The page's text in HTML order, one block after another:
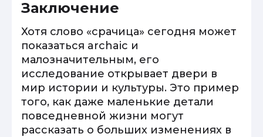
Заключение
Хотя слово «срачица» сегодня может
показаться archaic и
малозначительным, его
исследование открывает двери в
мир истории и культуры. Это пример
того, как даже маленькие детали
повседневной жизни могут
рассказать о больших изменениях в